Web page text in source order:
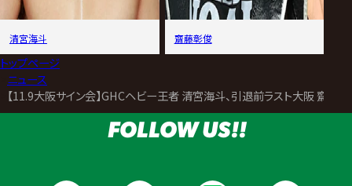
清宮海斗 齋藤彰俊
トップページ
ニュース
【11.9大阪サイン会】GHCヘビー王者 清宮海斗、引退前ラスト大阪 齋藤
FOLLOW US!!